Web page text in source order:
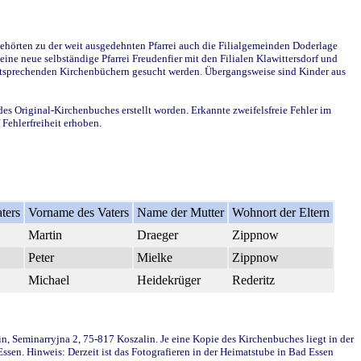
zu der weit ausgedehnten Pfarrei auch die Filialgemeinden Doderlage
neue selbständige Pfarrei Freudenfier mit den Filialen Klawittersdorf und
Kirchenbüchern gesucht werden. Übergangsweise sind Kinder aus
Original-Kirchenbuches erstellt worden. Erkannte zweifelsfreie Fehler im
erhoben.
Vorname des Vaters Name der Mutter Wohnort der Eltern
Martin
Draeger
Zippnow
Peter
Mielke
Zippnow
Michael
Heidekrüger Rederitz
2, 75-817 Koszalin. Je eine Kopie des Kirchenbuches liegt in der
Hinweis: Derzeit ist das Fotografieren in der Heimatstube in Bad Essen